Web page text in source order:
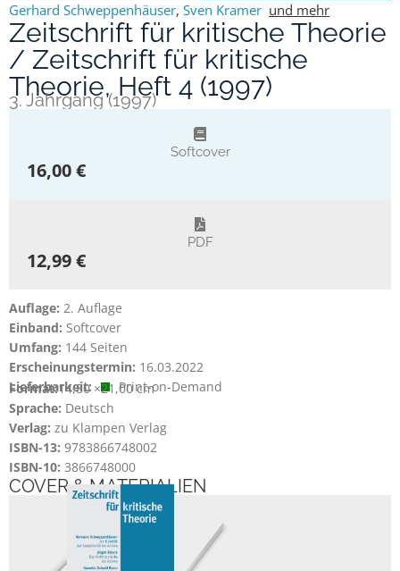
Gerhard Schweppenhäuser, Sven Kramer und mehr
Zeitschrift für kritische Theorie
/ Zeitschrift für kritische
Theorie, Heft 4 (1997)
3. Jahrgang (1997)
Softcover
16,00 €
PDF
12,99 €
Auflage: 2. Auflage
Einband: Softcover
Umfang: 144 Seiten
Erscheinungstermin: 16.03.2022
Lieferbarkeit:
Print-on-Demand
Format:14,80 ×21,00 cm
Sprache: Deutsch
Verlag: zu Klampen Verlag
ISBN-13: 9783866748002
ISBN-10: 3866748000
COVER & MATERIALIEN